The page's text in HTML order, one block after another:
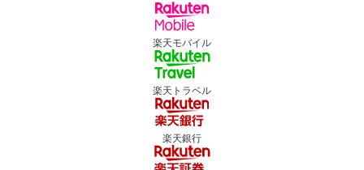
楽天モバイル
楽天トラベル
楽天銀行